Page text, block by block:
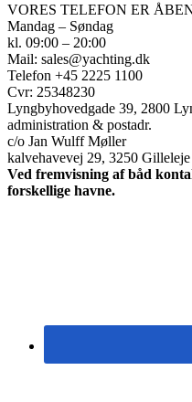
VORES TELEFON ER
Mandag – Søndag
kl. 09:00 – 20:00
Mail: sales@yachting.dk
Telefon +45 2225 1100
Cvr: 25348230
Lyngbyhovedgade 39, 2800
administration & postadr.
c/o Jan Wulff Møller
kalvehavevej 29, 3250 Gilleleje
Ved fremvisning af båd
forskellige havne.